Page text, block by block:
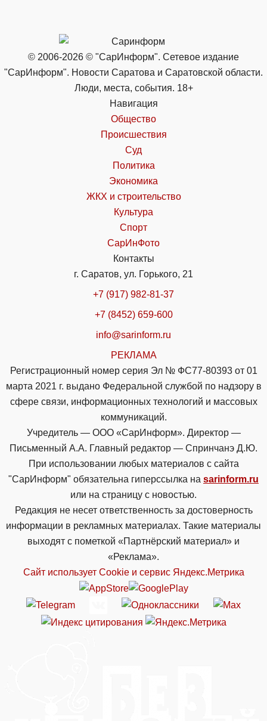
© 2006-2026 © "СарИнформ". Сетевое издание
"СарИнформ". Новости Саратова и Саратовской области.
Люди, места, события. 18+
Навигация
Общество
Происшествия
Суд
Политика
Экономика
ЖКХ и строительство
Культура
Спорт
СарИнФото
Контакты
г. Саратов, ул. Горького, 21
+7 (917) 982-81-37
+7 (8452) 659-600
info@sarinform.ru
РЕКЛАМА
Регистрационный номер серия Эл № ФС77-80393 от 01
марта 2021 г. выдано Федеральной службой по надзору в
сфере связи, информационных технологий и массовых
коммуникаций.
Учредитель — ООО «СарИнформ». Директор —
Письменный А.А. Главный редактор — Спринчанэ Д.Ю.
При использовании любых материалов с сайта
"СарИнформ" обязательна гиперссылка на sarinform.ru
или на страницу с новостью.
Редакция не несет ответственность за достоверность
информации в рекламных материалах. Такие материалы
выходят с пометкой «Партнёрский материал» и
«Реклама».
Сайт использует Cookie и сервиc Яндекс.Метрика